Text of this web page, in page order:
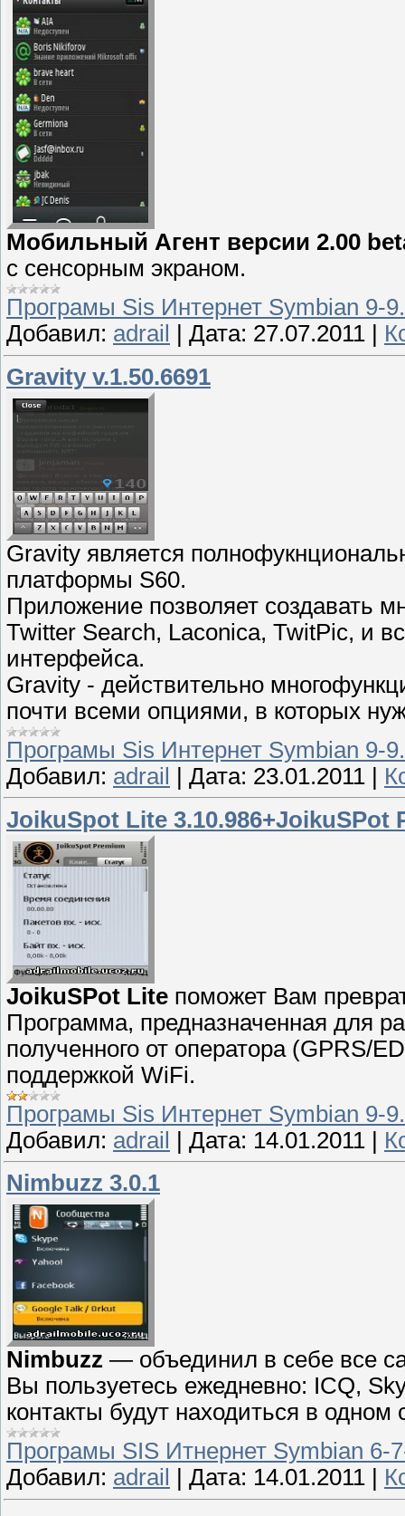
Мобильный Агент версии 2.00
с сенсорным экраном.
Програмы Sis Интернет Symbian 9-
Добавил: adrail Дата: 27.07.2011
Gravity v.1.50.6691
Gravity является
платформы S60.
Приложение позволяет создавать
Twitter Search, Laconica, TwitPic, и
интерфейса.
Gravity - действительно
почти всеми опциями, в которых
Програмы Sis Интернет Symbian 9-
Добавил: adrail Дата: 23.01.2011
JoikuSpot Lite 3.10.986+JoikuSPot
JoikuSPot Lite поможет Вам
Программа, предназначенная для
полученного от оператора (GPRS/
поддержкой WiFi.
Програмы Sis Интернет Symbian 9-
Добавил: adrail | Дата: 14.01.2011 |
Nimbuzz 3.0.1
Nimbuzz — объединил в себе все
Вы пользуетесь ежедневно: ICQ,
контакты будут находиться в
Програмы SIS Итнернет Symbian 6-
Добавил: adrail Дата: 14.01.2011